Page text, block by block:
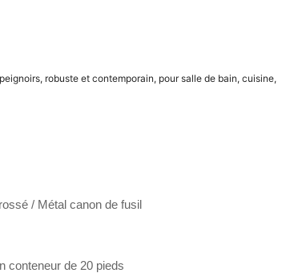
robuste et contemporain, pour salle de bain, cuisine,
/ Métal canon de fusil
conteneur de 20 pieds